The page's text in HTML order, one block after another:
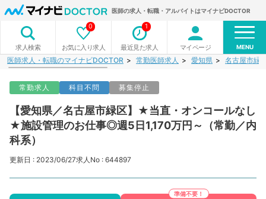
医師の求人・転職・アルバイトはマイナビDOCTOR
求人検索 お気に入り求人
0
最近見た求人
1
マイページ MENU
医師求人・転職のマイナビDOCTOR 常勤医師求人 愛知県 名古屋市緑
常勤求人 科目不問 募集停止
【愛知県／名古屋市緑区】★当直・オンコールなし
★施設管理のお仕事◎週5日1,170万円～（常勤／内
科系）
更新日 : 2023/06/27求人No : 644897